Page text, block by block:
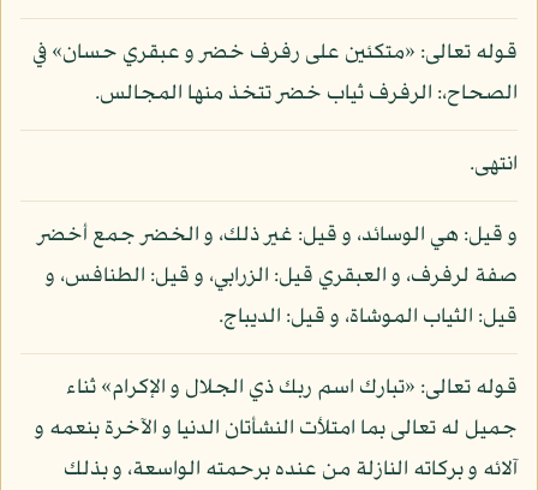
قوله تعالى: «متكئين على رفرف خضر و عبقري حسان» في
الصحاح،: الرفرف ثياب خضر تتخذ منها المجالس.
انتهى.
و قيل: هي الوسائد، و قيل: غير ذلك، و الخضر جمع أخضر
صفة لرفرف، و العبقري قيل: الزرابي، و قيل: الطنافس، و
قيل: الثياب الموشاة، و قيل: الديباج.
قوله تعالى: «تبارك اسم ربك ذي الجلال و الإكرام» ثناء
جميل له تعالى بما امتلأت النشأتان الدنيا و الآخرة بنعمه و
آلائه و بركاته النازلة من عنده برحمته الواسعة، و بذلك